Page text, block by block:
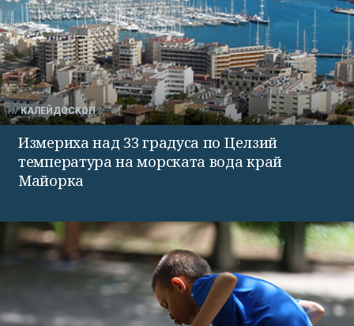
КАЛЕЙДОСКОП
Измериха над 33 градуса по Целзий
температура на морската вода край
Майорка